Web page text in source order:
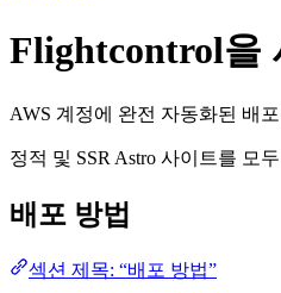
Flightcontrol을
AWS 계정에 완전 자동화된 배
정적 및 SSR Astro 사이트를 모
배포 방법
섹션 제목: “배포 방법”